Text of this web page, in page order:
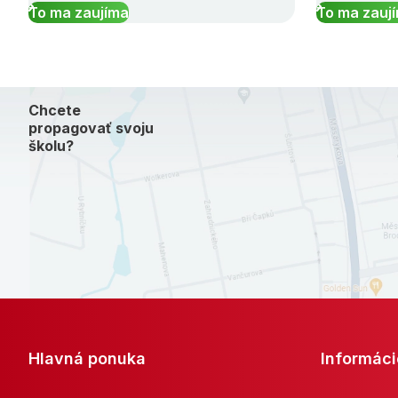
To ma zaujíma To ma
Chcete
propagovať svoju
školu?
Hlavná ponuka